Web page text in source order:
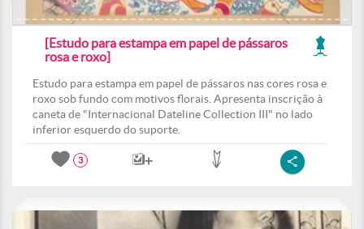
[Estudo para estampa em papel de pássaros
rosa e roxo]
Estudo para estampa em papel de pássaros nas cores rosa e
roxo sob fundo com motivos florais. Apresenta inscrição à
caneta de "Internacional Dateline Collection III" no lado
inferior esquerdo do suporte.
3